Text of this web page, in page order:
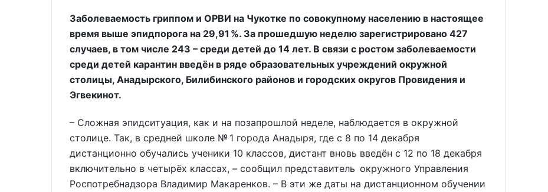
Заболеваемость гриппом и ОРВИ на Чукотке по совокупному населению в настоящее
время выше эпидпорога на 29,91 %. За прошедшую неделю зарегистрировано 427
случаев, в том числе 243 – среди детей до 14 лет. В связи с ростом заболеваемости
среди детей карантин введён в ряде образовательных учреждений окружной
столицы, Анадырского, Билибинского районов и городских округов Провидения и
Эгвекинот.
– Сложная эпидситуация, как и на позапрошлой неделе, наблюдается в окружной
столице. Так, в средней школе № 1 города Анадыря, где с 8 по 14 декабря
дистанционно обучались ученики 10 классов, дистант вновь введён с 12 по 18 декабря
включительно в четырёх классах, – сообщил представитель окружного Управления
Роспотребнадзора Владимир Макаренков. – В эти же даты на дистанционном обучении